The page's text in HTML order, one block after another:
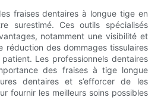
fraises dentaires à longue tige en
surestimé. Ces outils spécialisés
notamment une visibilité et
réduction des dommages tissulaires
Les professionnels dentaires
des fraises à tige longue
dentaires et s’efforcer de les
fournir les meilleurs soins possibles